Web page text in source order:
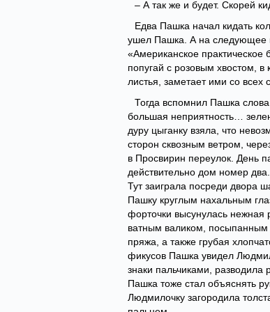
– А так же и будет. Скорей
Едва Пашка начал кидать
ушел Пашка. А на следующее
«Американское
попугай с розовым хвостом,
листья, заметает ими со всех
Тогда вспомнил Пашка
большая неприятность…
дуру цыганку взяла, что
сторон сквозным ветром,
в Просвирин переулок. День
действительно дом номер
Тут заиграла посреди двора
Пашку круглым нахальным
форточки высунулась нежная
ватным валиком, посыпанным
пряжа, а также грубая
фикусов Пашка увидел
знаки пальчиками, разводила
Пашка тоже стал объяснять
Людмилочку загородила